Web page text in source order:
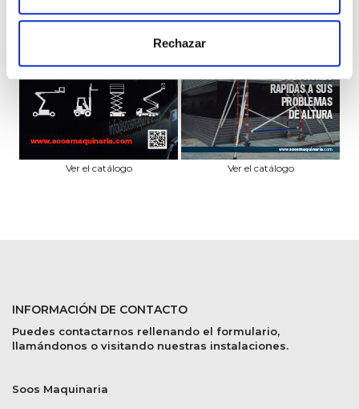
Rechazar
Ver el catálogo Ver el catálogo
INFORMACIÓN DE CONTACTO
Puedes contactarnos rellenando el formulario,
llamándonos o visitando nuestras instalaciones.
Soos Maquinaria